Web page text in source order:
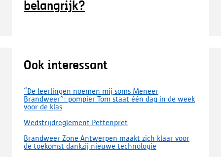
belangrijk?
Ook interessant
“De leerlingen noemen mij soms Meneer
Brandweer”: pompier Tom staat één dag in de week
voor de klas
Wedstrijdreglement Pettenpret
Brandweer Zone Antwerpen maakt zich klaar voor
de toekomst dankzij nieuwe technologie